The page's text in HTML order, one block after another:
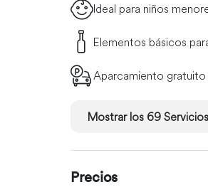
Ideal para niños
Elementos básicos
Aparcamiento
Mostrar los 69 Servicios
Precios